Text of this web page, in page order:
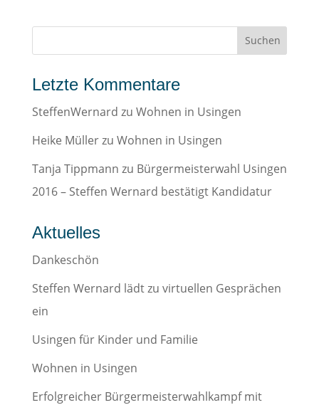
Letzte Kommentare
SteffenWernard zu Wohnen in Usingen
Heike Müllerzu Wohnen in Usingen
Tanja Tippmann zu Bürgermeisterwahl Usingen
2016 – Steffen Wernard bestätigt Kandidatur
Aktuelles
Dankeschön
Steffen Wernard lädt zu virtuellen Gesprächen
ein
Usingen für Kinder und Familie
Wohnen in Usingen
Erfolgreicher Bürgermeisterwahlkampf mit